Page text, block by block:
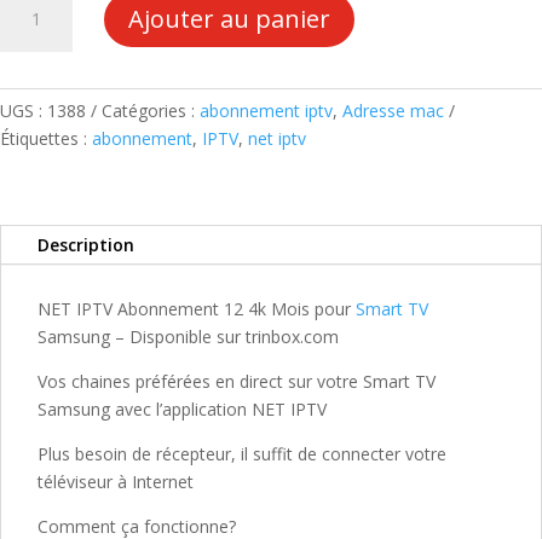
ABONNEMENT
12
Ajouter au panier
UGS : 1388 Catégories : abonnement iptv, Adresse mac
Étiquettes : abonnement, IPTV, net iptv
Description
NET IPTV Abonnement 12 4k Mois pour Smart TV
Samsung – Disponible sur trinbox.com
Vos chaines préférées en direct sur votre Smart TV
Samsung avec l’application NET IPTV
Plus besoin de récepteur, il suffit de connecter votre
téléviseur à Internet
Comment ça fonctionne?